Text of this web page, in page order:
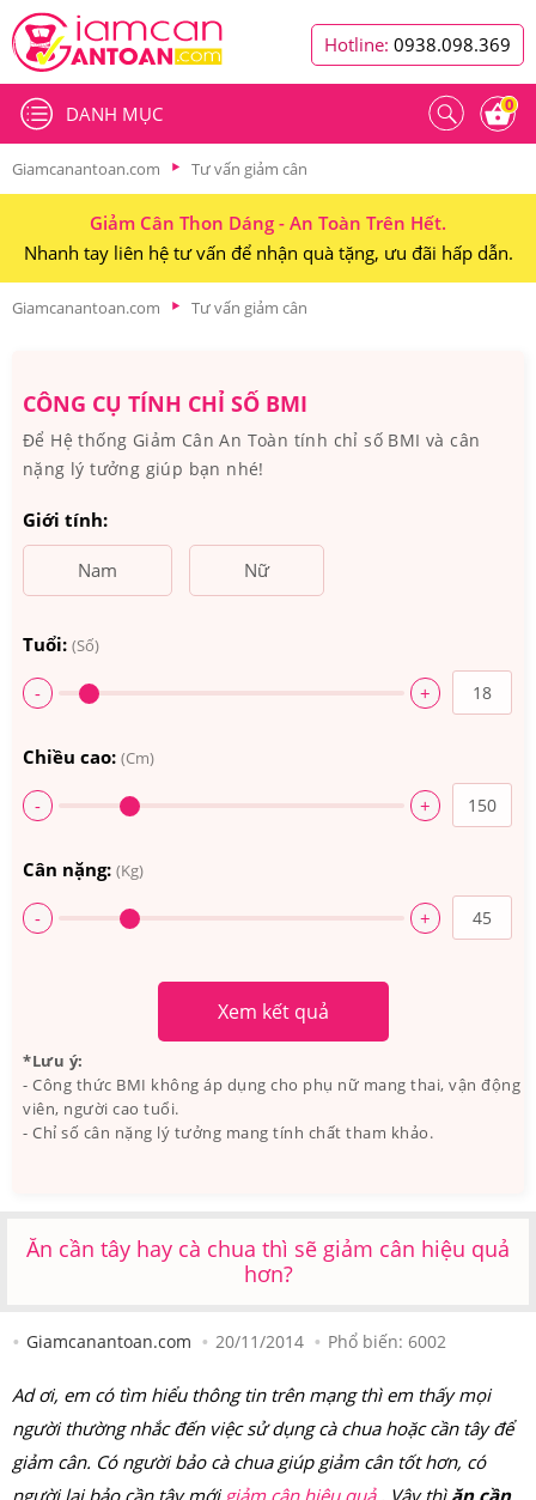
Hotline: 0938.098.369
0
DANH MỤC
Giamcanantoan.com Tư vấn giảm cân
Giảm Cân Thon Dáng - An Toàn Trên Hết.
Nhanh tay liên hệ tư vấn để nhận quà tặng, ưu đãi hấp dẫn.
Giamcanantoan.com Tư vấn giảm cân
CÔNG CỤ TÍNH CHỈ SỐ BMI
Để Hệ thống Giảm Cân An Toàn tính chỉ số BMI và cân
nặng lý tưởng giúp bạn nhé!
Giới tính:
Nam Nữ
Tuổi: (Số)
- +
Chiều cao: (Cm)
- +
Cân nặng: (Kg)
- +
Xem kết quả
*Lưu ý:
- Công thức BMI không áp dụng cho phụ nữ mang thai, vận động
viên, người cao tuổi.
- Chỉ số cân nặng lý tưởng mang tính chất tham khảo.
Ăn cần tây hay cà chua thì sẽ giảm cân hiệu quả
hơn?
Giamcanantoan.com 20/11/2014 Phổ biến: 6002
Ad ơi, em có tìm hiểu thông tin trên mạng thì em thấy mọi
người thường nhắc đến việc sử dụng cà chua hoặc cần tây để
giảm cân. Có người bảo cà chua giúp giảm cân tốt hơn, có
người lại bảo cần tây mớigiảm cân hiệu quả . Vậy thì ăn cần